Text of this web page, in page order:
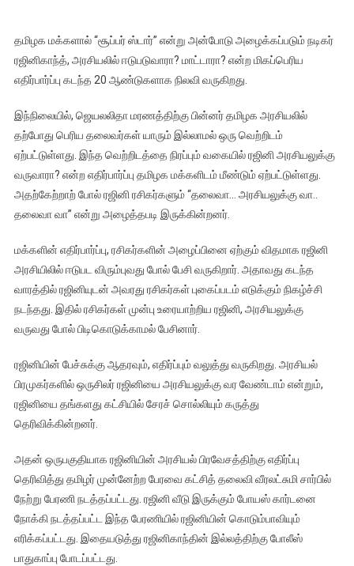
தமிழக மக்களால் “சூப்பர் ஸ்டார்” என்று அன்போடு அழைக்கப்படும் நடிகர்
ரஜினிகாந்த், அரசியலில் ஈடுபடுவாரா? மாட்டாரா? என்ற மிகப்பெரிய
எதிர்பார்ப்பு கடந்த 20 ஆண்டுகளாக நிலவி வருகிறது.
இந்நிலையில், ஜெயலலிதா மரணத்திற்கு பின்னர் தமிழக அரசியலில்
தற்போது பெரிய தலைவர்கள் யாரும் இல்லாமல் ஒரு வெற்றிடம்
ஏற்பட்டுள்ளது. இந்த வெற்றிடத்தை நிரப்பும் வகையில் ரஜினி அரசியலுக்கு
வருவாரா? என்ற எதிர்பார்ப்பு தமிழக மக்களிடம் மீண்டும் ஏற்பட்டுள்ளது.
அதற்கேற்றாற் போல் ரஜினி ரசிகர்களும் “தலைவா… அரசியலுக்கு வா..
தலைவா வா” என்று அழைத்தபடி இருக்கின்றனர்.
மக்களின் எதிர்பார்ப்பு, ரசிகர்களின் அழைப்பினை ஏற்கும் விதமாக ரஜினி
அரசியிலில் ஈடுபட விரும்புவது போல் பேசி வருகிறார். அதாவது கடந்த
வாரத்தில் ரஜினியுடன் அவரது ரசிகர்கள் புகைப்படம் எடுக்கும் நிகழ்ச்சி
நடந்தது. இதில் ரசிகர்கள் முன்பு உரையாற்றிய ரஜினி, அரசியலுக்கு
வருவது போல் பிடிகொடுக்காமல் பேசினார்.
ரஜினியின் பேச்சுக்கு ஆதரவும், எதிர்ப்பும் வலுத்து வருகிறது. அரசியல்
பிரமுகர்களில் ஒருசிலர் ரஜினியை அரசியலுக்கு வர வேண்டாம் என்றும்,
ரஜினியை தங்களது கட்சியில் சேரச் சொல்லியும் கருத்து
தெரிவிக்கின்றனர்.
அதன் ஒருபகுதியாக ரஜினியின் அரசியல் பிரவேசத்திற்கு எதிர்ப்பு
தெரிவித்து தமிழர் முன்னேற்ற பேரவை கட்சித் தலைவி வீரலட்சுமி சார்பில்
நேற்று பேரணி நடத்தப்பட்டது. ரஜினி வீடு இருக்கும் போயஸ் கார்டனை
நோக்கி நடத்தப்பட்ட இந்த பேரணியில் ரஜினியின் கொடும்பாவியும்
எரிக்கப்பட்டது. இதையடுத்து ரஜினிகாந்தின் இல்லத்திற்கு போலீஸ்
பாதுகாப்பு போடப்பட்டது.